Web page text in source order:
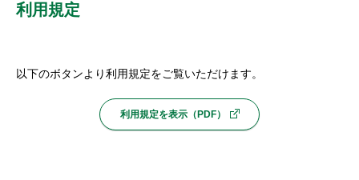
JAネットバンクトップ
利用規定
以下のボタンより利用規定をご覧いただけます。
利用規定を表示（PDF）